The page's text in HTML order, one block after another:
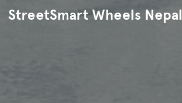
StreetSmart Wheels Nepal